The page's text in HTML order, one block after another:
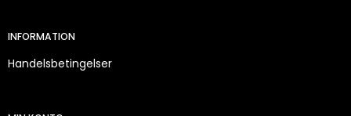
INFORMATION
Handelsbetingelser